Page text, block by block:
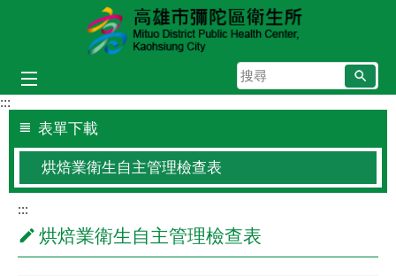
跳到主要內容區塊
搜
尋
:::
表單下載
烘焙業衛生自主管理檢查表
:::
烘焙業衛生自主管理檢查表